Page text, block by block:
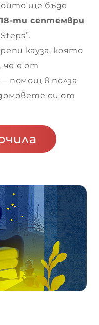
ще бъде
ти септември
кауза, която
че е от
помощ в полза
си от